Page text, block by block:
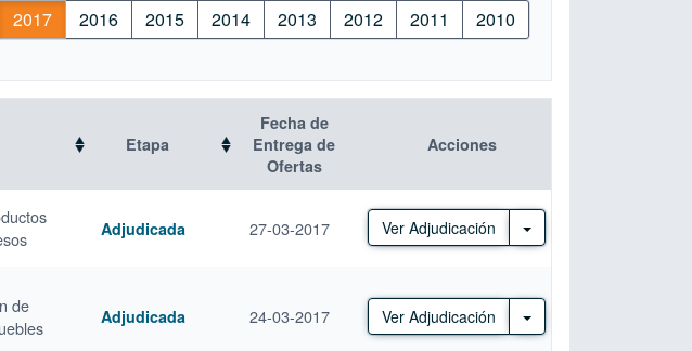
2017 2016 2015 2014 2013 2012 2011 2010
Etapa
Fecha de
Entrega de
Ofertas
Acciones
Adjudicada 27-03-2017 Ver Adjudicación Otras Acciones
de
Adjudicada 24-03-2017 Ver Adjudicación Otras Acciones